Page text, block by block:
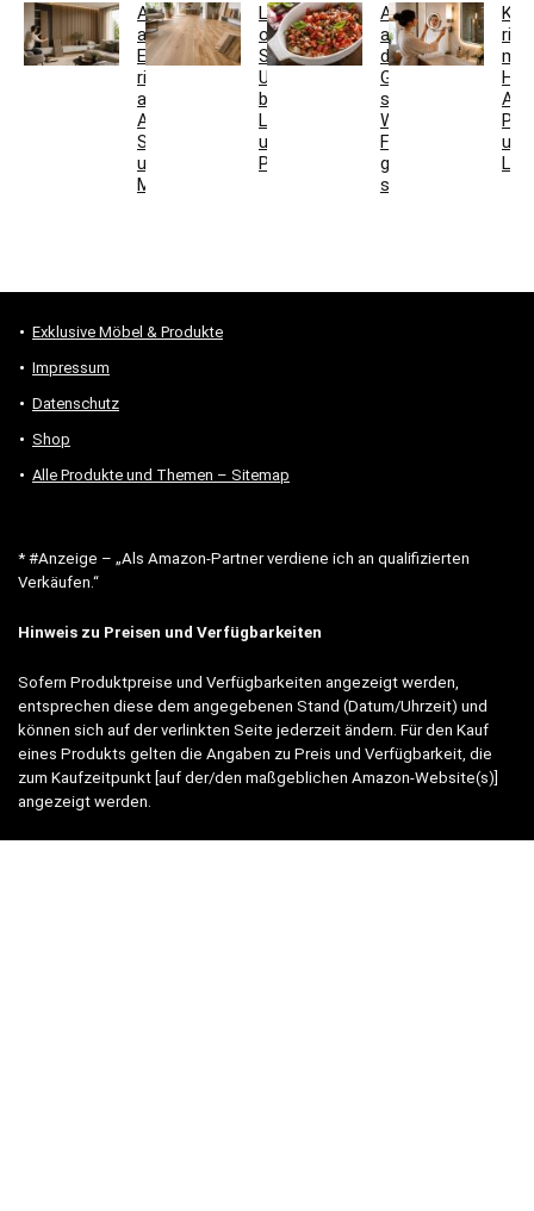
Akustikpaneele
aus
Eiche
richtig
auswählen:
Aufbau,
Schallwirkung
und
Montage
Landhausdiele
oder
Schiffsboden:
Unterschiede
bei
Laminat
und
Parkett
Auflaufform
auf
den
Grill
stellen:
Welche
Formen
geeignet
sind
und
Exklusive Möbel & Produkte
Impressum
Datenschutz
Shop
Alle Produkte und Themen – Sitemap
* #Anzeige – „Als Amazon-Partner verdiene ich an qualifizierten
Verkäufen.“
Hinweis zu Preisen und Verfügbarkeiten
Sofern Produktpreise und Verfügbarkeiten angezeigt werden,
entsprechen diese dem angegebenen Stand (Datum/Uhrzeit) und
können sich auf der verlinkten Seite jederzeit ändern. Für den Kauf
eines Produkts gelten die Angaben zu Preis und Verfügbarkeit, die
zum Kaufzeitpunkt [auf der/den maßgeblichen Amazon-Website(s)]
angezeigt werden.